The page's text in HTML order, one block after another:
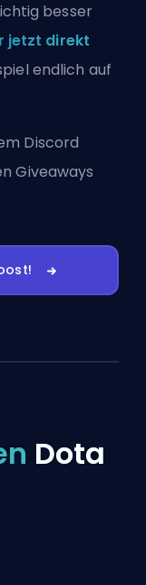
besser
jetzt direkt
endlich auf
Discord
Giveaways
Dota